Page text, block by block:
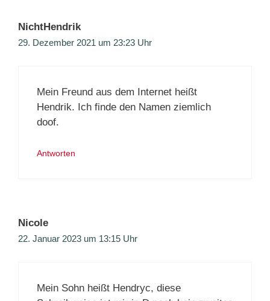
NichtHendrik
29. Dezember 2021 um 23:23 Uhr
Mein Freund aus dem Internet heißt
Hendrik. Ich finde den Namen ziemlich
doof.
Antworten
Nicole
22. Januar 2023 um 13:15 Uhr
Mein Sohn heißt Hendryc, diese